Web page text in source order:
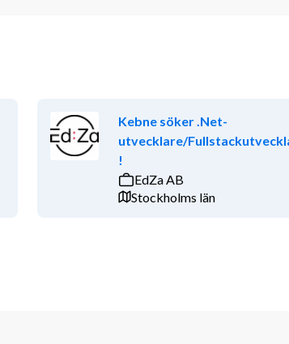
Kebne söker .Net-
utvecklare/
!
EdZa AB
Stockholms län